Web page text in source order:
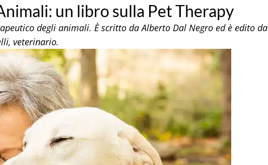
un libro sulla Pet Therapy
degli animali. È scritto da Alberto Dal Negro ed è edito da
veterinario.